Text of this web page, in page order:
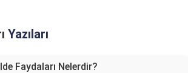
Yazıları
Faydaları Nelerdir?